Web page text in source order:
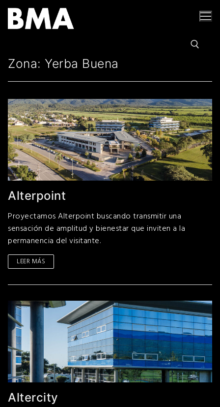
contenido
Buscar por:
Zona: Yerba Buena
Alterpoint
Proyectamos Alterpoint buscando transmitir una
sensación de amplitud y bienestar que inviten a la
permanencia del visitante.
LEER MÁS
Altercity